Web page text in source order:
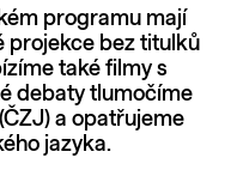
programu mají
projekce bez titulků
také filmy s
debaty tlumočíme
a opatřujeme
jazyka.